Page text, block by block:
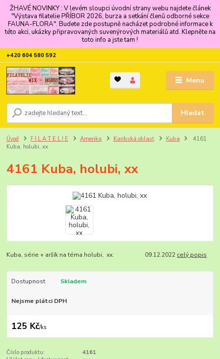
ŽHAVÉ NOVINKY : V levém sloupci úvodní strany webu najdete článek
"Výstava filatelie PŘÍBOR 2026, burza a setkání členů odborné sekce
FAUNA-FLORA". Budete zde postupně nacházet podrobné informace k
této akci, ukázky připravovaných suvenýrových materiálů atd. Klepněte na
toto info a jste tam !
Menu
Hledat
+420 604 580 592
Úvod F I L A T E L I E Amerika Karibská oblast Kuba
4161
Kuba, holubi, xx
4161 Kuba, holubi, xx
Kuba, série + aršík na téma holubi, xx. 09.12.2022 celý popis
Dostupnost Skladem
Nejsme plátci DPH
125 Kč/ks
Číslo produktu:
4161